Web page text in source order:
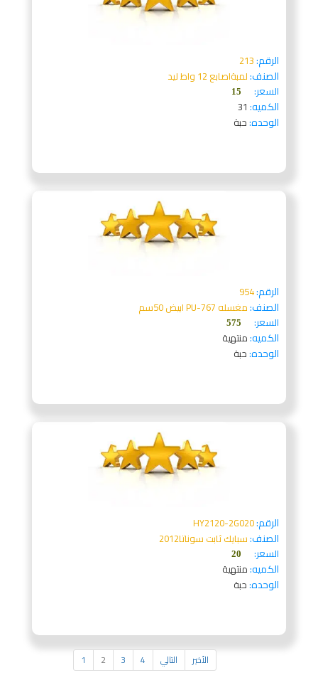
الرقم:213
الصنف:لمبةاصابع 12 واط ليد
السعر:
15
الكميه: 31
الوحده:حبة
الرقم:954
الصنف:مغسله PU-767 ابيض 50سم
السعر:
575
الكميه:منتهية
الوحده:حبة
الرقم:HY2120-2G020
الصنف:سبايك ثابت سوناتا2012
السعر:
20
الكميه:منتهية
الوحده:حبة
1 2 3 4 التالي الأخير